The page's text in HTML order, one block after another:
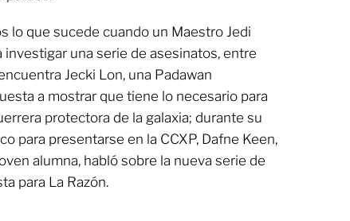
lo que sucede cuando un Maestro Jedi
investigar una serie de asesinatos, entre
Jecki Lon, una Padawan
a mostrar que tiene lo necesario para
protectora de la galaxia; durante su
para presentarse en la CCXP, Dafne Keen,
alumna, habló sobre la nueva serie de
para La Razón.